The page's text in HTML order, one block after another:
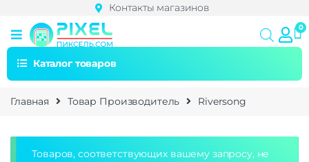
Контакты магазинов
Каталог товаров
Главная Товар Производитель Riversong
Товаров, соответствующих вашему запросу, не